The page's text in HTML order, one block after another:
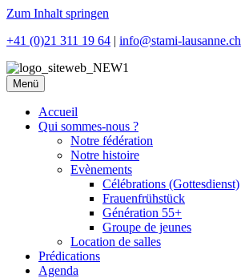
Zum Inhalt springen
+41 (0)21 311 19 64 | info@stami-lausanne.ch
Menü
Accueil
Qui sommes-nous ?
Notre fédération
Notre histoire
Evènements
Célébrations (Gottesdienst)
Frauenfrühstück
Génération 55+
Groupe de jeunes
Location de salles
Prédications
Agenda